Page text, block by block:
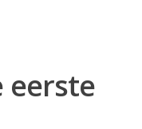
eerste